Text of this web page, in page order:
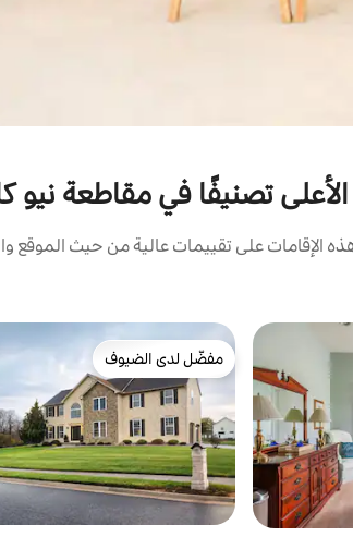
الأعلى تصنيفًا في مقاطعة نيو
على تقييمات عالية من حيث الموقع
مفضّل لدى الضيوف
مفضّل لدى الضيوف